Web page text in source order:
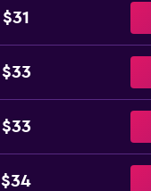
$31
$33
$33
$34